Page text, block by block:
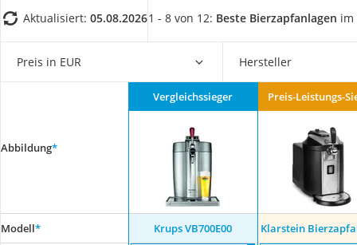
Ecovacs-
Nespresso-
Messerschärfer
Aktualisiert: 05.08.20261 - 8 von 12: Beste Bierzapfanlagen im
Preis in EUR Hersteller
Abbildung*
Vergleichssieger Preis-Leistungs-
Modell* Krups VB700E00 Klarstein